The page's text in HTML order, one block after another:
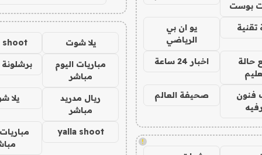
بوست
تقنية
يو ان بي
الرياضي
حالة
اخبار 24 ساعة
فنون
صحيفة العالم
!
يلا شوت shoot
مباريات اليوم
مباشر
ريال مدريد
مباشر
يلا
yalla shoot